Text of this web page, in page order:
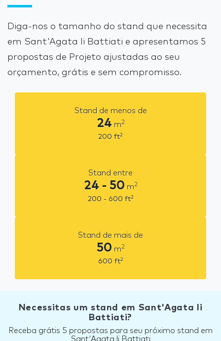
Diga-nos o tamanho do stand que necessita
em Sant'Agata li Battiati e apresentamos 5
propostas de Projeto ajustadas ao seu
orçamento, grátis e sem compromisso.
Stand de menos de
24 m2
200 ft2
Stand entre
24 - 50 m2
200 - 600 ft2
Stand de mais de
50 m2
600 ft2
Necessitas um stand em Sant'Agata li
Battiati?
Receba grátis 5 propostas para seu próximo stand em
Sant'Agata li Battiati